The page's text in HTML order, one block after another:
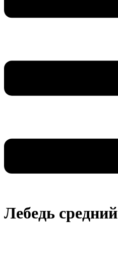
Лебедь средний